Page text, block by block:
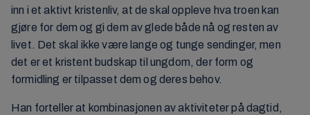
inn i et aktivt kristenliv, at de skal oppleve hva troen kan
gjøre for dem og gi dem av glede både nå og resten av
livet. Det skal ikke være lange og tunge sendinger, men
det er et kristent budskap til ungdom, der form og
formidling er tilpasset dem og deres behov.
Han forteller at kombinasjonen av aktiviteter på dagtid,